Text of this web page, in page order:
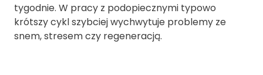
tygodnie. W pracy z podopiecznymi typowo
krótszy cykl szybciej wychwytuje problemy ze
snem, stresem czy regeneracją.